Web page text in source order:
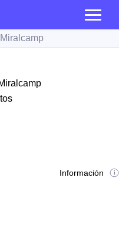
Miralcamp
Información